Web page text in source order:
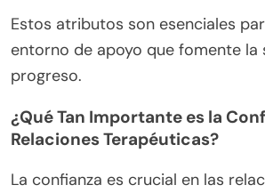
Estos atributos son esenciales
entorno de apoyo que fomente la
progreso.
¿Qué Tan Importante es la
Relaciones Terapéuticas?
La confianza es crucial en las